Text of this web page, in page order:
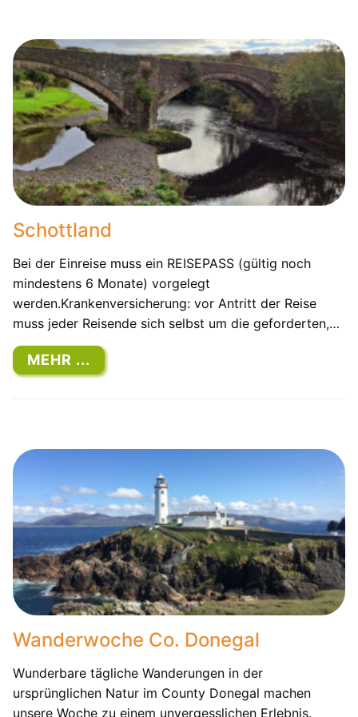
Schottland
Bei der Einreise muss ein REISEPASS (gültig noch
mindestens 6 Monate) vorgelegt
werden.Krankenversicherung: vor Antritt der Reise
muss jeder Reisende sich selbst um die geforderten,…
MEHR ...
Wanderwoche Co. Donegal
Wunderbare tägliche Wanderungen in der
ursprünglichen Natur im County Donegal machen
unsere Woche zu einem unvergesslichen Erlebnis.